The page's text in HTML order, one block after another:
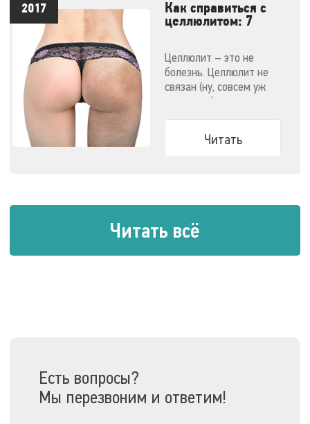
2017
Как справиться с
целлюлитом: 7
Целлюлит – это не
болезнь. Целлюлит не
связан (ну, совсем уж
напрямую) с ожирением.
Читать
Читать всё
Есть вопросы?
Мы перезвоним и ответим!